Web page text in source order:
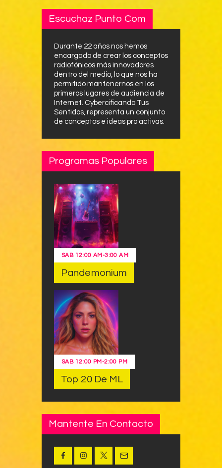
Escuchaz Punto Com
Durante 22 años nos hemos
encargado de crear los conceptos
radiofónicos más innovadores
dentro del medio, lo que nos ha
permitido mantenernos en los
primeros lugares de audiencia de
Internet. Cybercificando Tus
Sentidos, representa un conjunto
de conceptos e ideas pro activas.
Programas Populares
SAB 12:00 AM-3:00 AM
Pandemonium
SAB 12:00 PM-2:00 PM
Top 20 De ML
Mantente En Contacto